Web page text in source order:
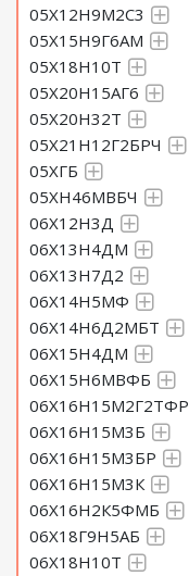
05Х12Н9М2С3
05Х15Н9Г6АМ
05Х18Н10Т
05Х20Н15АГ6
05Х20Н32Т
05Х21Н12Г2БРЧ
05ХГБ
05ХН46МВБЧ
06Х12Н3Д
06Х13Н4ДМ
06Х13Н7Д2
06Х14Н5МФ
06Х14Н6Д2МБТ
06Х15Н4ДМ
06Х15Н6МВФБ
06Х16Н15М2Г2ТФР
06Х16Н15М3Б
06Х16Н15М3БР
06Х16Н15М3К
06Х16Н2К5ФМБ
06Х18Г9Н5АБ
06Х18Н10Т